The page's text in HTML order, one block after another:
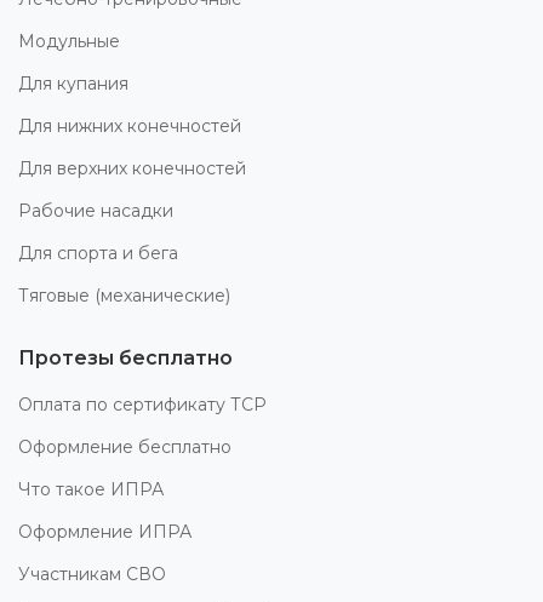
Модульные
Для купания
Для нижних конечностей
Для верхних конечностей
Рабочие насадки
Для спорта и бега
Тяговые (механические)
Протезы бесплатно
Оплата по сертификату ТСР
Оформление бесплатно
Что такое ИПРА
Оформление ИПРА
Участникам СВО